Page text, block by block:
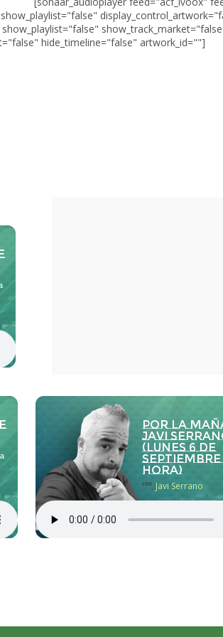
hide_timeline="false" artwork_id=""]
Por la
Javi
(lunes 6 de
septiembre
hora)
con Javi Serrano